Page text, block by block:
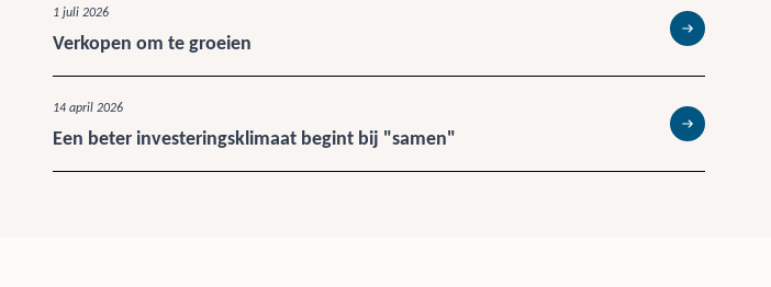
1 juli 2026
Verkopen om te groeien Lees meer
14 april 2026
Een beter investeringsklimaat begint bij "samen" Lees meer